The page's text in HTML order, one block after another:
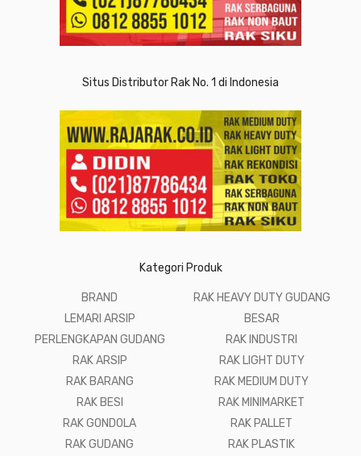
Situs Distributor Rak No. 1 di Indonesia
Kategori Produk
BRAND
LEMARI ARSIP
PERLENGKAPAN GUDANG
RAK ARSIP
RAK BARANG
RAK BESI
RAK GONDOLA
RAK GUDANG
RAK HEAVY DUTY GUDANG
BESAR
RAK INDUSTRI
RAK LIGHT DUTY
RAK MEDIUM DUTY
RAK MINIMARKET
RAK PALLET
RAK PLASTIK